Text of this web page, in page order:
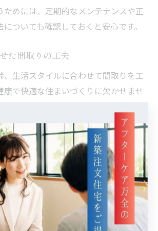
ためには、定期的なメンテナンスや正
ついても確認しておくと安心です。
た間取りの工夫
、生活スタイルに合わせて間取りを工
康で快適な住まいづくりに欠かせませ
子様がいる家庭ではリビングとキッチ
が届きやすい設計にしたり、高齢のご
バリアフリーや手すりの設置が重要で
では、家族の動線を意識した収納や水
細やかなニーズに応じた設計が可能で